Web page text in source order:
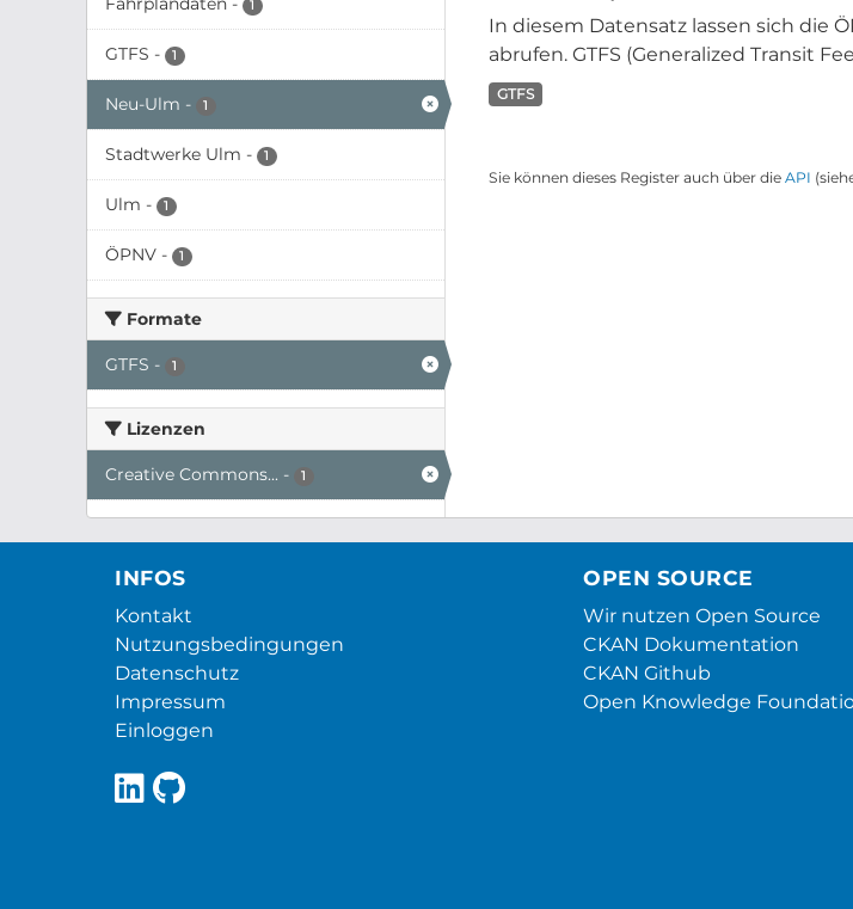
1
GTFS - 1
Neu-Ulm - 1
Stadtwerke Ulm - 1
Ulm - 1
ÖPNV - 1
Formate
GTFS - 1
Lizenzen
Creative Commons... - 1
In diesem Datensatz lassen sich die
abrufen. GTFS (Generalized Transit
GTFS
Sie können dieses Register auch über die API
INFOS
Kontakt
Nutzungsbedingungen
Datenschutz
Impressum
Einloggen
OPEN SOURCE
Wir nutzen Open Source
CKAN Dokumentation
CKAN Github
Open Knowledge